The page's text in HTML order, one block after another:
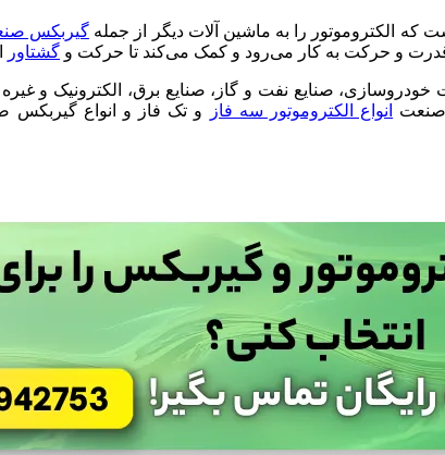
که الکتروموتور را به ماشین آلات دیگر از جملهگیربکس
و حرکت به کار می‌رود و کمک می‌کند تا حرکت و گشتاور
صنایع نفت و گاز، صنایع برق، الکترونیک و
صنعت
انواع الکتروموتور سه فاز
و تک فاز و انواع گیربکس